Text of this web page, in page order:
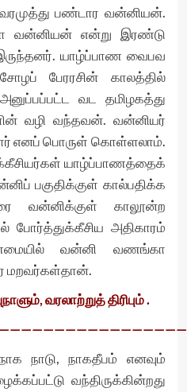
பண்டார வன்னியன்.
வன்னியன் என்று இரண்டு
யாழ்ப்பாண வைபவ
பேரரசின் காலத்தில்
வட தமிழகத்து
வழி வந்தவன். வன்னியர்
எனப் பொருள் கொள்ளலாம்.
யாழ்ப்பாணத்தைக்
பகுதிக்குள் கால்பதிக்க
வன்னிக்குள் காலூன்ற
போர்த்துக்கீசிய அதிகாரம்
வன்னி வணங்கா
மறவர்கள்தான்.
வரலாற்றுத் திரிபும் .
நாடு, நாகதீபம் எனவும்
வந்திருக்கின்றது